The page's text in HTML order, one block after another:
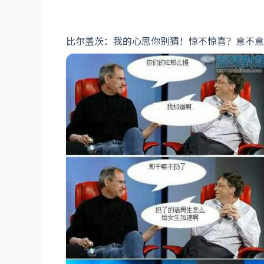
比尔盖茨：我的心思你别猜！惊不惊喜？意不